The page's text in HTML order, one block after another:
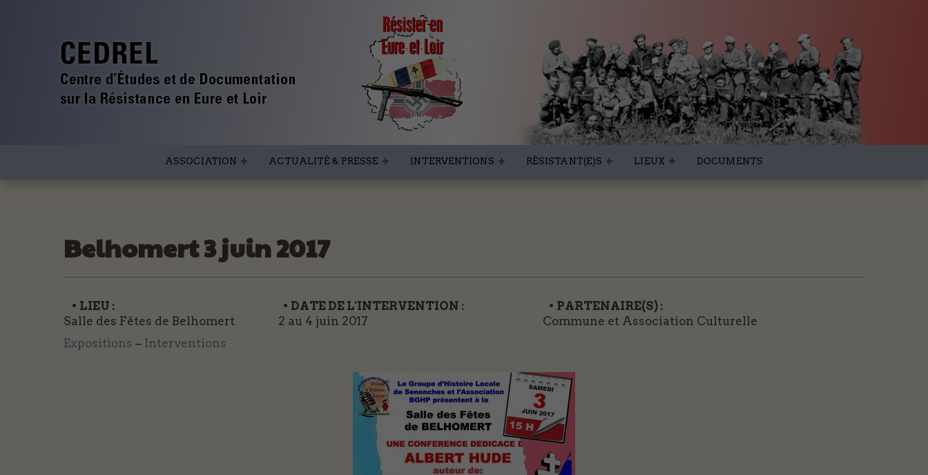
ASSOCIATION ACTUALITÉ & PRESSE INTERVENTIONS RÉSISTANT(E)S LIEUX DOCUMENTS
Belhomert 3 juin 2017
• LIEU :
Salle des Fêtes de Belhomert
• DATE DE L'INTERVENTION :
2 au 4 juin 2017
• PARTENAIRE(S) :
Commune et Association Culturelle
Expositions – Interventions